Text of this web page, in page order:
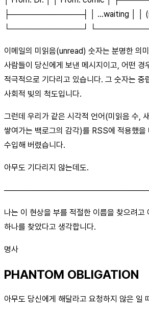
├─────────────┤ │ ...waiting │ │
└─────────────┘
이메일의 미읽음(unread) 숫자는 분명한 의
사람들이 당신에게 보낸 메시지이고, 어떤 경
적극적으로 기다리고 있습니다. 그 숫자는 중
사회적 빚의 척도입니다.
그런데 우리가 같은 시각적 언어(미읽음 수,
쌓여가는 백로그의 감각)를 RSS에 적용했을
수입해 버렸습니다.
아무도 기다리지 않는데도.
나는 이 현상을 부를 적절한 이름을 찾으려고
하나를 찾았다고 생각합니다.
명사
PHANTOM OBLIGATION
아무도 당신에게 해달라고 요청하지 않은 일